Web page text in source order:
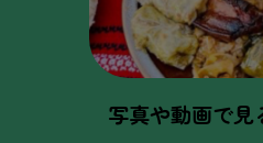
写真や動画で見